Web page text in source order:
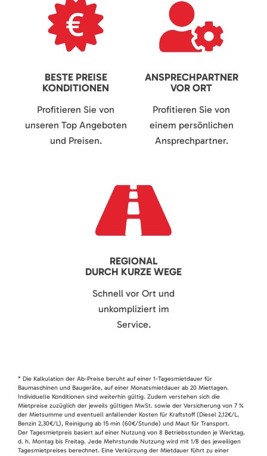
BESTE PREISE
KONDITIONEN
Profitieren Sie von
unseren Top Angeboten
und Preisen.
ANSPRECHPARTNER
VOR ORT
Profitieren Sie von
einem persönlichen
Ansprechpartner.
REGIONAL
DURCH KURZE WEGE
Schnell vor Ort und
unkompliziert im
Service.
* Die Kalkulation der Ab-Preise beruht auf einer 1-Tagesmietdauer für
Baumaschinen und Baugeräte, auf einer Monatsmietdauer ab 20 Miettagen.
Individuelle Konditionen sind weiterhin gültig. Zudem verstehen sich die
Mietpreise zuzüglich der jeweils gültigen MwSt. sowie der Versicherung von 7 %
der Mietsumme und eventuell anfallender Kosten für Kraftstoff (Diesel 2,12€/L,
Benzin 2,30€/L), Reinigung ab 15 min (60€/Stunde) und Maut für Transport.
Der Tagesmietpreis basiert auf einer Nutzung von 8 Betriebsstunden je Werktag,
d. h. Montag bis Freitag. Jede Mehrstunde Nutzung wird mit 1/8 des jeweiligen
Tagesmietpreises berechnet. Eine Verkürzung der Mietdauer führt zu einer